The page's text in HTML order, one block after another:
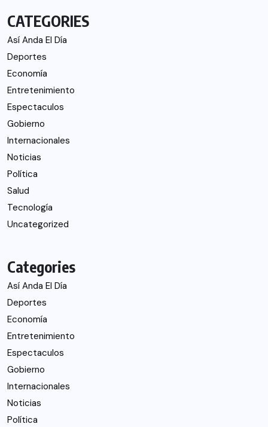
CATEGORIES
Así Anda El Día
Deportes
Economía
Entretenimiento
Espectaculos
Gobierno
Internacionales
Noticias
Política
Salud
Tecnología
Uncategorized
Categories
Así Anda El Día
Deportes
Economía
Entretenimiento
Espectaculos
Gobierno
Internacionales
Noticias
Política